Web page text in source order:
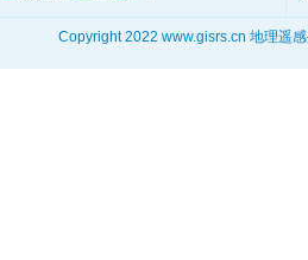
Copyright 2022 www.gisrs.cn 地理遥